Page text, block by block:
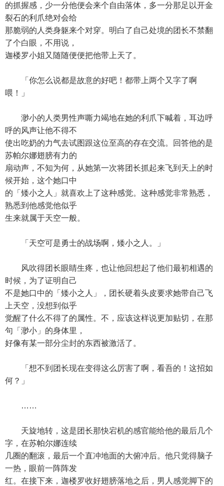
的抓握感，少一分他便会来个自由落体，多一分那足以开金
裂石的利爪绝对会给
那脆弱的人类身躯来个对穿。明白了自己处境的团长不禁翻
了个白眼，不用说，
迦楼罗小姐又随随便便把他带上天了。
「你怎么说都是故意的好吧！都带上两个又字了啊
喂！」
渺小的人类男性声嘶力竭地在她的利爪下喊着，耳边呼
呼的风声让他不得不
使出吃奶的力气去试图跟这位至高的存在交流。回答他的是
苏帕尔娜翅膀有力的
扇动声，不知为何，从她第一次将团长抓起来飞到天上的时
候开始，这个她口中
的「矮小之人」就喜欢上了这种感觉。这种感觉非常熟悉，
熟悉到他感觉他似乎
生来就属于天空一般。
「天空可是勇士的战场啊，矮小之人。」
风吹得团长眼睛生疼，也让他回想起了他们最初相遇的
时候，为了证明自己
不是她口中的「矮小之人」，团长硬着头皮要求她带自己飞
上天空，没想到似乎
觉醒了什么不得了的属性。不，应该这样说更加贴切，在那
句「渺小」的身体里，
好像有某一部分尘封的东西被激活了。
「想不到团长现在变得这么厉害了啊，看吾的！这招如
何？」
……
天旋地转，这是团长那快宕机的感官能给他的最后几个
字，在苏帕尔娜连续
几圈的翻滚，最后一个直冲地面的大俯冲后。他只觉得脑子
一热，眼前一阵阵发
红。在接下来，迦楼罗收好翅膀落地之后，男人感觉脚下的